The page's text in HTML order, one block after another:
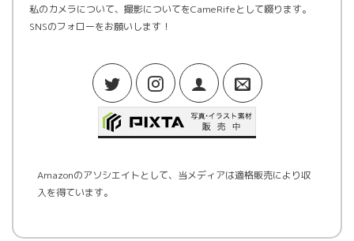
私のカメラについて、撮影についてをCameRifeとして綴ります。
SNSのフォローをお願いします！
Amazonのアソシエイトとして、当メディアは適格販売により収
入を得ています。